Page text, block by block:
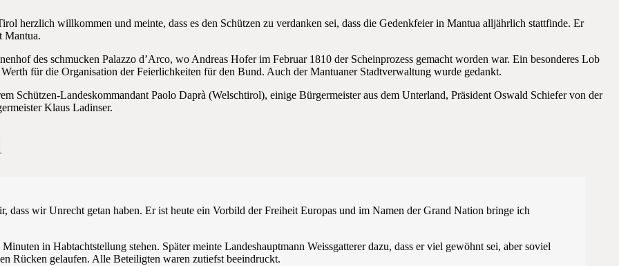
herzlich willkommen und meinte, dass es den Schützen zu verdanken sei, dass die Gedenkfeier in Mantua alljährlich stattfinde. Er
Mantua.
des schmucken Palazzo d’Arco, wo Andreas Hofer im Februar 1810 der Scheinprozess gemacht worden war. Ein besonderes Lob
für die Organisation der Feierlichkeiten für den Bund. Auch der Mantuaner Stadtverwaltung wurde gedankt.
Schützen-Landeskommandant Paolo Daprà (Welschtirol), einige Bürgermeister aus dem Unterland, Präsident Oswald Schiefer von der
Klaus Ladinser.
dass wir Unrecht getan haben. Er ist heute ein Vorbild der Freiheit Europas und im Namen der Grand Nation bringe ich
in Habtachtstellung stehen. Später meinte Landeshauptmann Weissgatterer dazu, dass er viel gewöhnt sei, aber soviel
Rücken gelaufen. Alle Beteiligten waren zutiefst beeindruckt.